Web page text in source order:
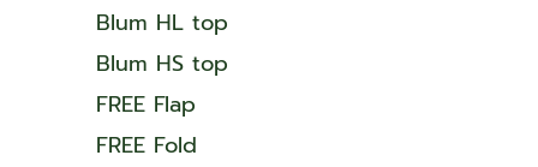
Blum HL top
Blum HS top
FREE Flap
FREE Fold